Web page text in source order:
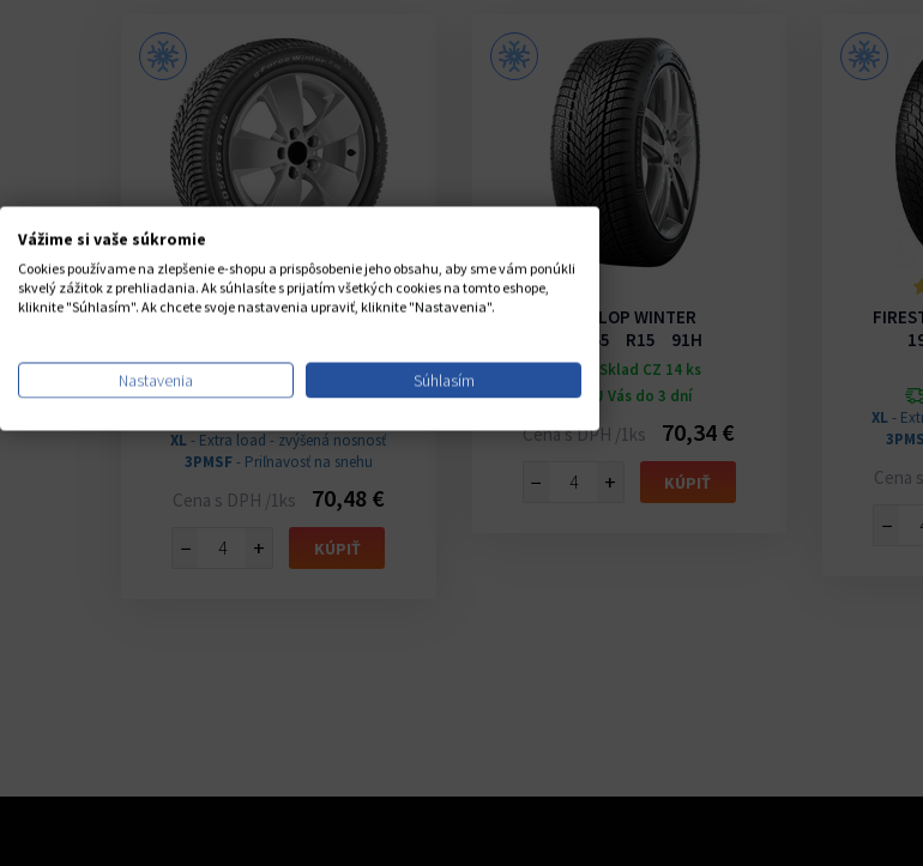
(186)
BFGOODRICH G-FORCE WINTER
195/65 R15 95T
Sklad CZ 20+ ks
XL- Extra load - zvýšená nosnosť
3PMSF- Priľnavosť na snehu
Cena s DPH /1ks 70,48 €
− + KÚPIŤ
DUNLOP WINTER
195/65 R15 91H
Sklad CZ 14 ks
U Vás do 3 dní
Cena s DPH /1ks 70,34 €
− + KÚPIŤ
XL-
Cena
−
Vážime si vaše súkromie
Cookies používame na zlepšenie e-shopu a prispôsobenie jeho obsahu, aby sme vám ponúkli
skvelý zážitok z prehliadania. Ak súhlasíte s prijatím všetkých cookies na tomto eshope,
kliknite "Súhlasím". Ak chcete svoje nastavenia upraviť, kliknite "Nastavenia".
Nastavenia Súhlasím